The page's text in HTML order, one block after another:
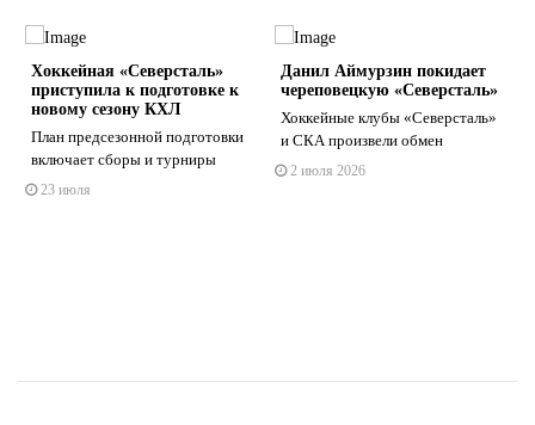
Хоккейная «Северсталь»
приступила к подготовке к
новому сезону КХЛ
План предсезонной подготовки
включает сборы и турниры
23 июля
Данил Аймурзин покидает
череповецкую «Северсталь»
️Хоккейные клубы «Северсталь»
и СКА произвели обмен
2 июля 2026